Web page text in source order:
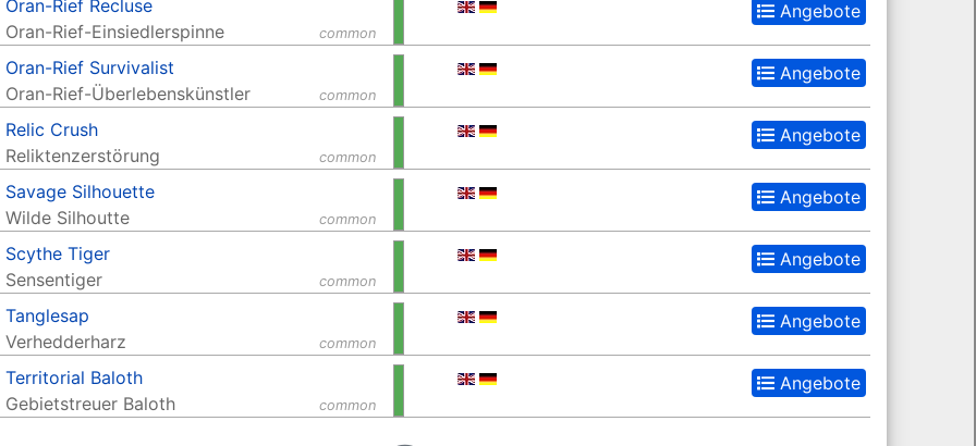
common
Oran-Rief Recluse
Oran-Rief-Einsiedlerspinne
Angebote
common
Oran-Rief Survivalist
Oran-Rief-Überlebenskünstler
Angebote
common
Relic Crush
Reliktenzerstörung
Angebote
common
Savage Silhouette
Wilde Silhoutte
Angebote
common
Scythe Tiger
Sensentiger
Angebote
common
Tanglesap
Verhedderharz
Angebote
common
Territorial Baloth
Gebietstreuer Baloth
Angebote